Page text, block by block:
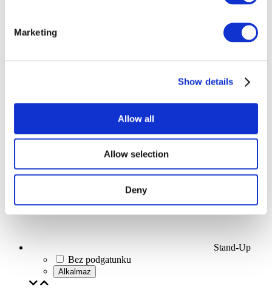
Marketing
Show details
Allow all
Allow selection
Deny
Stand-Up
Bez podgatunku
Alkalmaz